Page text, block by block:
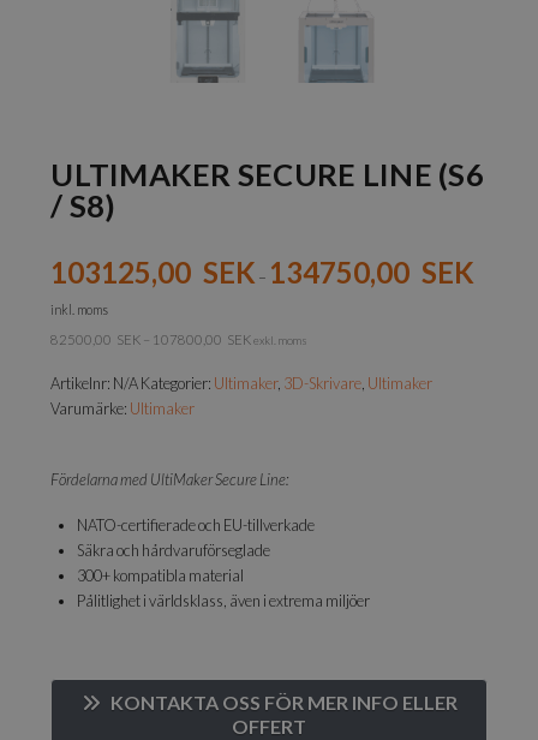
ULTIMAKER SECURE LINE (S6
/ S8)
103125,00 SEK – 134750,00 SEK
inkl. moms
82500,00 SEK – 107800,00 SEK exkl. moms
Artikelnr: N/AKategorier: Ultimaker, 3D-Skrivare Ultimaker
Varumärke: Ultimaker
Fördelarna med UltiMaker Secure Line:
NATO-certifierade och EU-tillverkade
Säkra och hårdvaruförseglade
300+ kompatibla material
Pålitlighet i världsklass, även i extrema miljöer
KONTAKTA OSS FÖR MER INFO ELLER
OFFERT